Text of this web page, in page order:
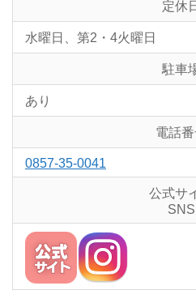
定休
水曜日、第2・4火曜日
駐車
あり
電話
0857-35-0041
公式サ
SNS